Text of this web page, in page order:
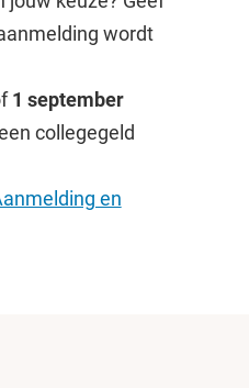
wordt
1 september
collegegeld
en